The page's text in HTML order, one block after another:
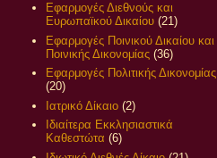
Εφαρμογές Διεθνούς και
Ευρωπαϊκού Δικαίου (21)
Εφαρμογές Ποινικού Δικαίου και
Ποινικής Δικονομίας (36)
Εφαρμογές Πολιτικής Δικονομίας
(20)
Ιατρικό Δίκαιο (2)
Ιδιαίτερα Εκκλησιαστικά
Καθεστώτα (6)